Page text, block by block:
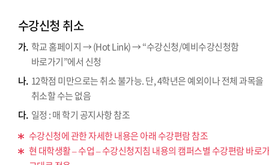
수강신청 취소
가. 학교 홈페이지 → (Hot Link) → “수강신청/예비수강신청함
바로가기”에서 신청
나. 12학점 미만으로는 취소 불가능. 단, 4학년은 예외이나 전체 과목을
취소할 수는 없음
다. 일정 : 매 학기 공지사항 참조
수강신청에 관한 자세한 내용은 아래 수강편람 참조
현 대학생활 – 수업 – 수강신청지침 내용의 캠퍼스별 수강편람 바로